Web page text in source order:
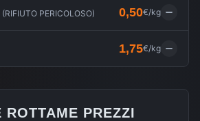
(RIFIUTO PERICOLOSO) 0,50€/kg
1,75€/kg
ROTTAME PREZZI